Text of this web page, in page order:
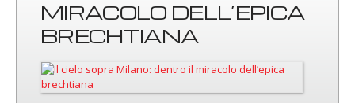
MIRACOLO DELL’EPICA
BRECHTIANA